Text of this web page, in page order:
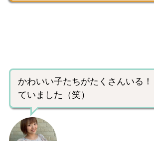
かわいい子たちがたくさんいる
ていました（笑）